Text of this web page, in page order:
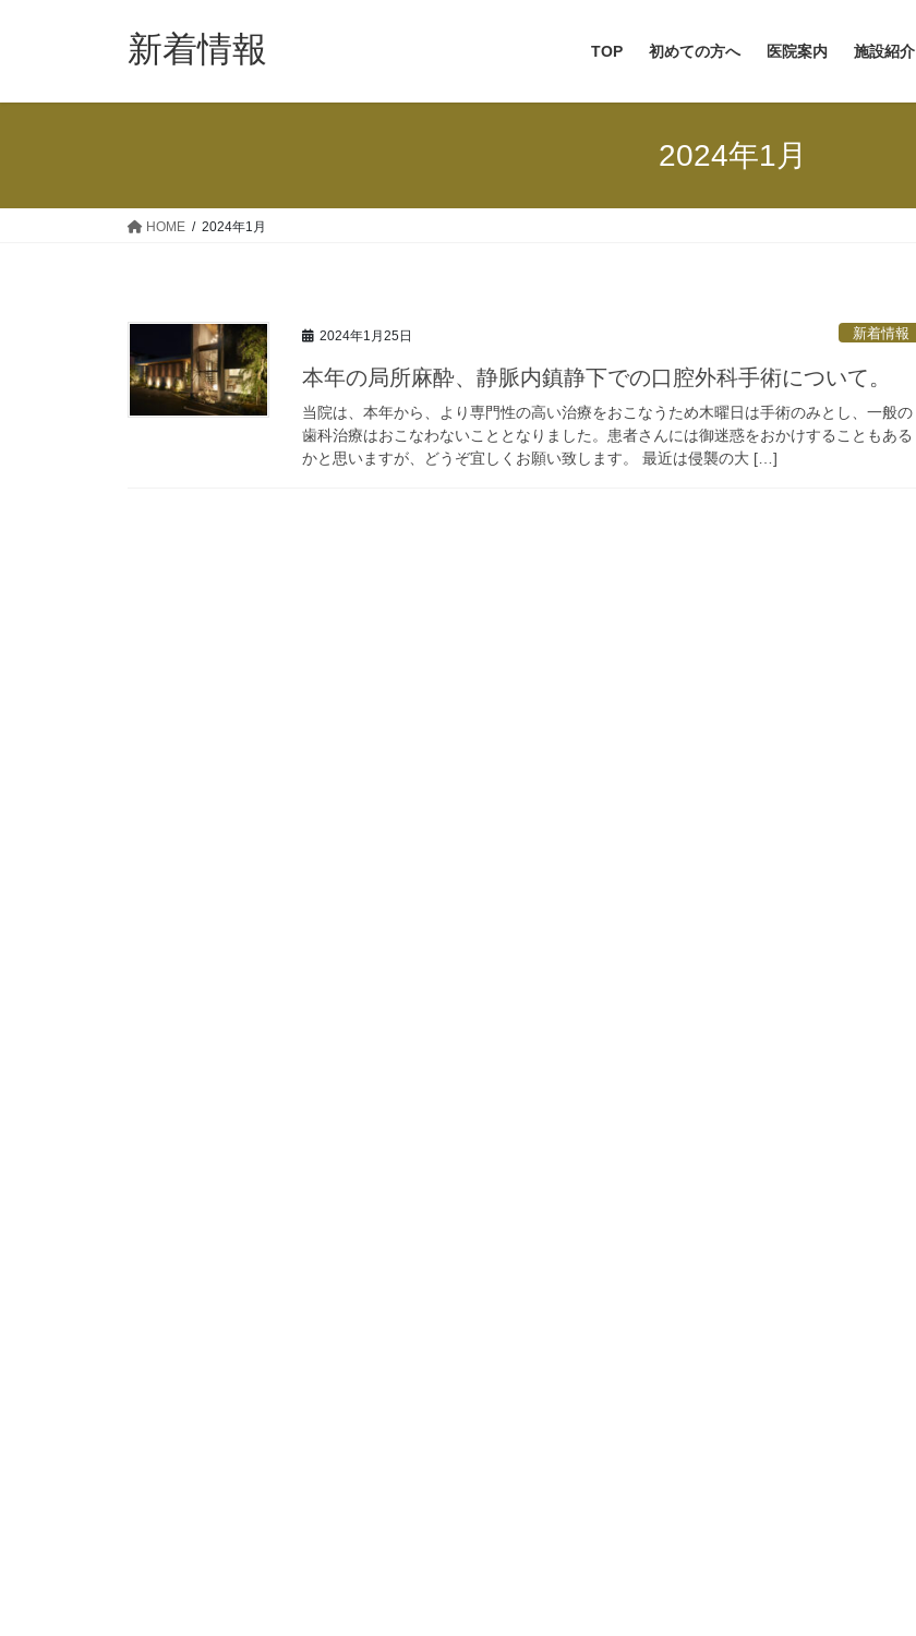
新着情報 TOP 初めての方へ 医院案内 施設紹介
2024年1月
HOME 2024年1月
2024年1月25日 新着情報
本年の局所麻酔、静脈内鎮静下での口腔外科手術について。
当院は、本年から、より専門性の高い治療をおこなうため木曜日は手術のみとし、一般の
歯科治療はおこなわないこととなりました。患者さんには御迷惑をおかけすることもある
かと思いますが、どうぞ宜しくお願い致します。 最近は侵襲の大 […]